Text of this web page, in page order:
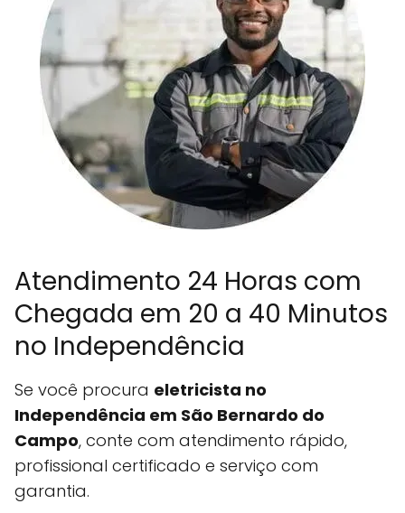
Atendimento 24 Horas com
Chegada em 20 a 40 Minutos
no Independência
Se você procura eletricista no
Independência em São Bernardo do
Campo, conte com atendimento rápido,
profissional certificado e serviço com
garantia.